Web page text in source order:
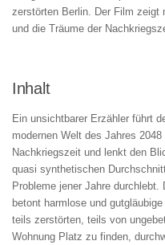
zerstörten Berlin. Der Film zeigt
und die Träume der
Inhalt
Ein unsichtbarer Erzähler führt
modernen Welt des Jahres
Nachkriegszeit und lenkt den
quasi synthetischen
Probleme jener Jahre
betont harmlose und
teils zerstörten, teils von
Wohnung Platz zu finden,